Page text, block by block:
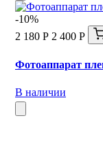
-10%
2 180 Р 2 400 Р
Фотоаппарат
В наличии